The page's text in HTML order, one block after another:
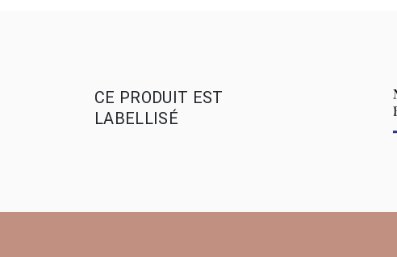
CE PRODUIT EST
LABELLISÉ